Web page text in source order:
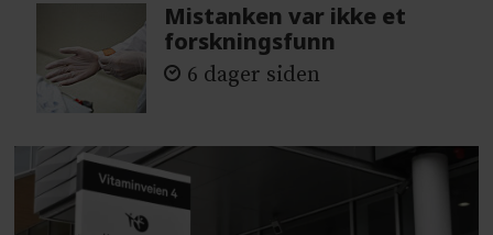
Mistanken var ikke et
forskningsfunn
6 dager siden